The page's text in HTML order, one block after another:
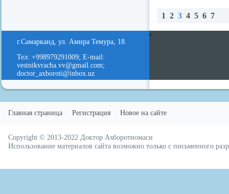
1 2 3 4 5 6 7
г.Самарканд, ул. Амира Темура, 18.
Тел: +998979291009; E-mail:
vestnikvracha.vv@gmail.com;
doctor_axboroti@inbox.uz
Главная страница Регистрация Новое на сайте
redvid esle
Copyright © 2013-2022 Доктор Ахборотномаси
Использование материалов сайта возможно только с письменного